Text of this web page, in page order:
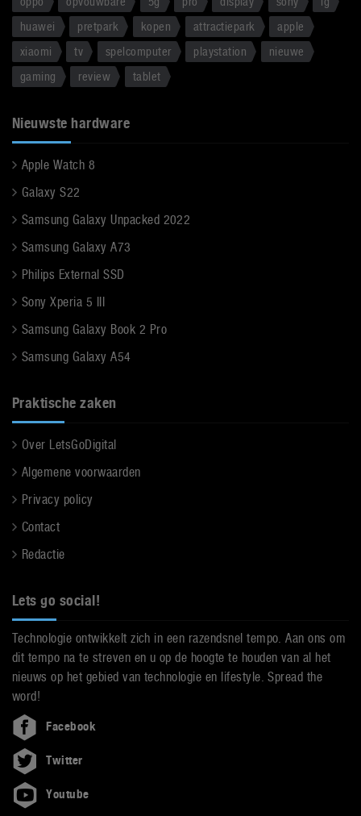
huawei
pretpark kopen attractiepark
apple
xiaomi
tv spelcomputer playstation
nieuwe
gaming
review tablet
Nieuwste hardware
Apple Watch 8
Galaxy S22
Samsung Galaxy Unpacked 2022
Samsung Galaxy A73
Philips External SSD
Sony Xperia 5 III
Samsung Galaxy Book 2 Pro
Samsung Galaxy A54
Praktische zaken
Over LetsGoDigital
Algemene voorwaarden
Privacy policy
Contact
Redactie
Lets go social!
Technologie ontwikkelt zich in een razendsnel tempo. Aan ons om
dit tempo na te streven en u op de hoogte te houden van al het
nieuws op het gebied van technologie en lifestyle. Spread the
word!
Facebook
Twitter
Youtube